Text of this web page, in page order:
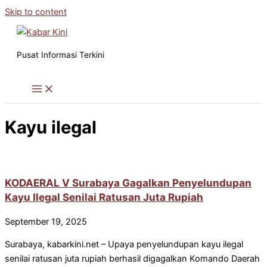
Skip to content
Pusat Informasi Terkini
Kayu ilegal
KODAERAL V Surabaya Gagalkan Penyelundupan
Kayu Ilegal Senilai Ratusan Juta Rupiah
September 19, 2025
Surabaya, kabarkini.net – Upaya penyelundupan kayu ilegal
senilai ratusan juta rupiah berhasil digagalkan Komando Daerah